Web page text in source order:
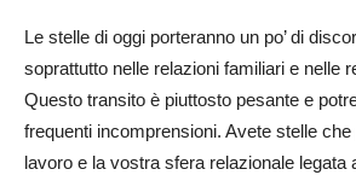
Le stelle di oggi porteranno un po’ di
soprattutto nelle relazioni familiari e nelle
Questo transito è piuttosto pesante e
frequenti incomprensioni. Avete stelle
lavoro e la vostra sfera relazionale legata